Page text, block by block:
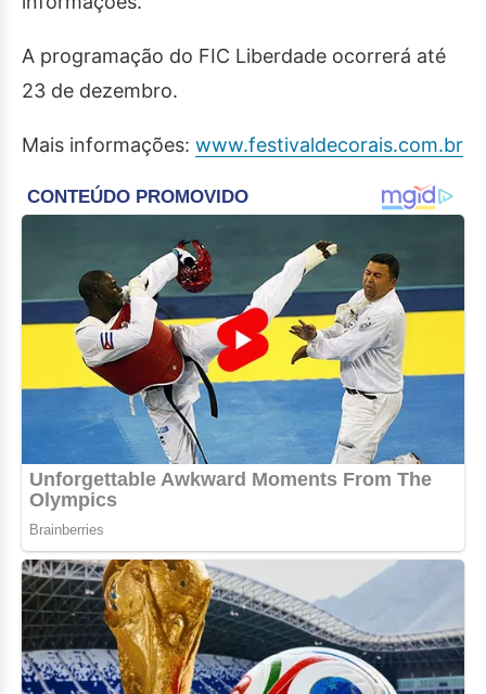
A programação do FIC Liberdade ocorrerá até
23 de dezembro.
Mais informações: www.festivaldecorais.com.br